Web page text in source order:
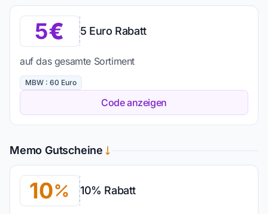
5 5 Euro Rabatt
auf das gesamte Sortiment
MBW : 60 Euro
Code anzeigen
Memo Gutscheine
10 10% Rabatt